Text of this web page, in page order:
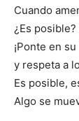
Cuando
¿Es
¡Ponte en
y respeta a
Es posible,
Algo se